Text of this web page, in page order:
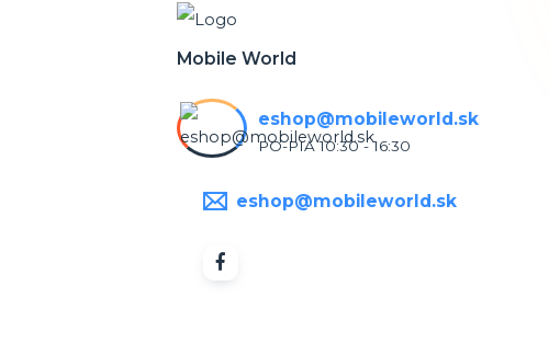
Mobile World
eshop@mobileworld.sk
PO-PIA 10:30 - 16:30
eshop@mobileworld.sk